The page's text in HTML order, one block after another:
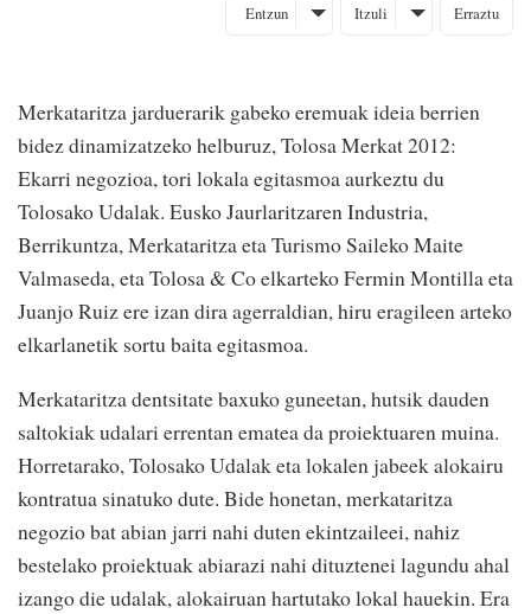
Entzun Itzuli Erraztu
Merkataritza jarduerarik gabeko eremuak ideia berrien
bidez dinamizatzeko helburuz, Tolosa Merkat 2012:
Ekarri negozioa, tori lokala egitasmoa aurkeztu du
Tolosako Udalak. Eusko Jaurlaritzaren Industria,
Berrikuntza, Merkataritza eta Turismo Saileko Maite
Valmaseda, eta Tolosa & Co elkarteko Fermin Montilla eta
Juanjo Ruiz ere izan dira agerraldian, hiru eragileen arteko
elkarlanetik sortu baita egitasmoa.
Merkataritza dentsitate baxuko guneetan, hutsik dauden
saltokiak udalari errentan ematea da proiektuaren muina.
Horretarako, Tolosako Udalak eta lokalen jabeek alokairu
kontratua sinatuko dute. Bide honetan, merkataritza
negozio bat abian jarri nahi duten ekintzaileei, nahiz
bestelako proiektuak abiarazi nahi dituztenei lagundu ahal
izango die udalak, alokairuan hartutako lokal hauekin. Era